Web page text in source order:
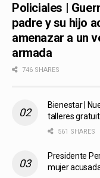
Policiales |
padre y su hijo
amenazar a un
armada
746 SHARES
Bienestar |
talleres
561 SHARES
Presidente
mujer